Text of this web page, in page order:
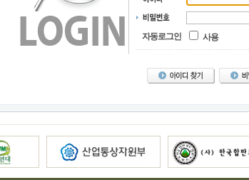
자동로그인 사용